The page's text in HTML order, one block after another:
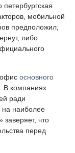
мобильной
предположил,
либо
основного
. В компаниях
ради
на наиболее
что
перед